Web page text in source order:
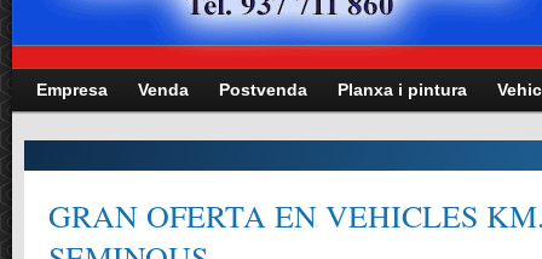
Empresa Venda Postvenda Planxa i pintura
Manteniment totes les marques i
CONSULTI´NS ELS REQUISITS DELS MANTENIMENTS SEGONS EL